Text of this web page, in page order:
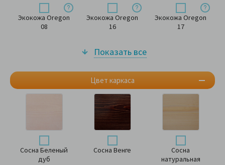
Цвет каркаса
Экокожа Oregon
08
Экокожа Oregon
16
Экокожа Oregon
17
Показать все
Сосна Беленый
дуб
Сосна Венге
Сосна
натуральная